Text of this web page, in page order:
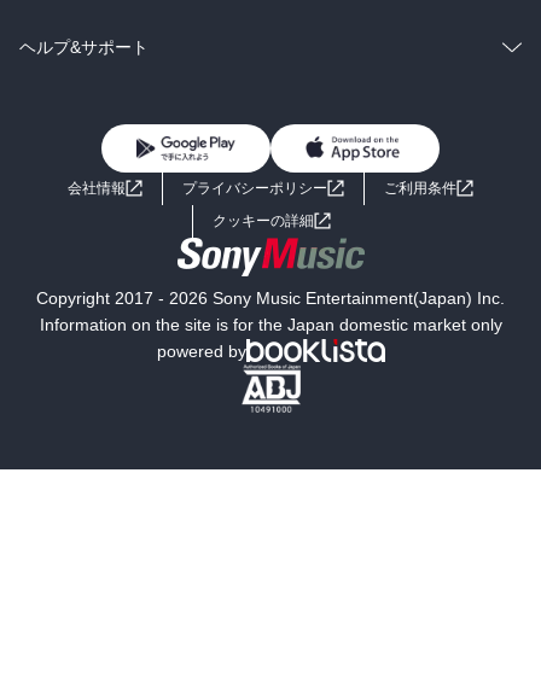
BL・TL
雑誌・グラビア
ラノベ
コミック
ライトノベル 男子向けラノベ
小説
海外小説
ミステリー SF
文学
ヘルプ&サポート
よくあるご質問 お問い合わせ
会社情報 プライバシーポリシー
ご利用条件
クッキーの詳細
Copyright 2017 - 2026 Sony Music Entertainment(Japan) Inc.
Information on the site is for the Japan domestic market only
powered by